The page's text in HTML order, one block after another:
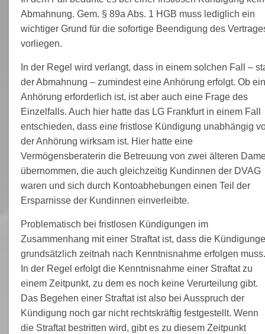
Abmahnung. Gem. § 89a Abs. 1 HGB muss lediglich ein
wichtiger Grund für die sofortige Beendigung des
vorliegen.
In der Regel wird verlangt, dass in einem solchen Fall –
der Abmahnung – zumindest eine Anhörung erfolgt. Ob
Anhörung erforderlich ist, ist aber auch eine Frage des
Einzelfalls. Auch hier hatte das LG Frankfurt in einem Fall
entschieden, dass eine fristlose Kündigung unabhängig
der Anhörung wirksam ist. Hier hatte eine
Vermögensberaterin die Betreuung von zwei älteren
übernommen, die auch gleichzeitig Kundinnen der DVAG
waren und sich durch Kontoabhebungen einen Teil der
Ersparnisse der Kundinnen einverleibte.
Problematisch bei fristlosen Kündigungen im
Zusammenhang mit einer Straftat ist, dass die
grundsätzlich zeitnah nach Kenntnisnahme erfolgen muss.
In der Regel erfolgt die Kenntnisnahme einer Straftat zu
einem Zeitpunkt, zu dem es noch keine Verurteilung gibt.
Das Begehen einer Straftat ist also bei Ausspruch der
Kündigung noch gar nicht rechtskräftig festgestellt. Wenn
die Straftat bestritten wird, gibt es zu diesem Zeitpunkt